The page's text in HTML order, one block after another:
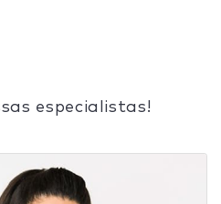
especialistas!